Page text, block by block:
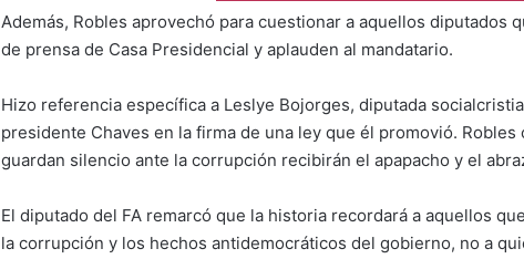
Además, Robles aprovechó para cuestionar a aquellos diputados
de prensa de Casa Presidencial y aplauden al mandatario.
Hizo referencia específica a Leslye Bojorges, diputada
presidente Chaves en la firma de una ley que él promovió.
guardan silencio ante la corrupción recibirán el apapacho y el
El diputado del FA remarcó que la historia recordará a aquellos
la corrupción y los hechos antidemocráticos del gobierno, no a